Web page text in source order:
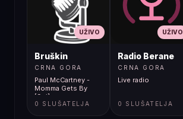
UŽIVO
Bruškin
CRNA GORA
Paul McCartney -
Momma Gets By
[9gj]
0 SLUŠATELJA
UŽIVO
Radio Berane
CRNA GORA
Live radio
0 SLUŠATELJA